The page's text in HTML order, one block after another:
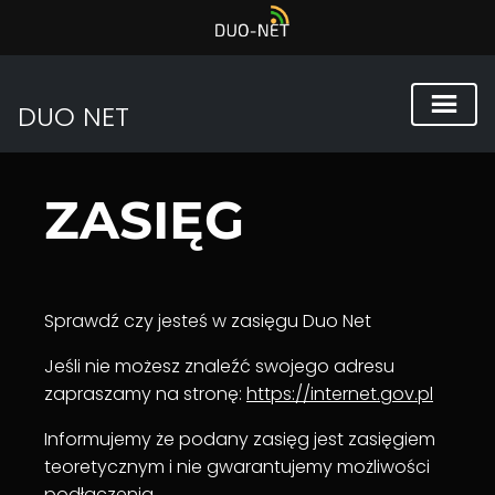
DUO NET
ZASIĘG
Sprawdź czy jesteś w zasięgu Duo Net
Jeśli nie możesz znaleźć swojego adresu
zapraszamy na stronę: https://internet.gov.pl
Informujemy że podany zasięg jest zasięgiem
teoretycznym i nie gwarantujemy możliwości